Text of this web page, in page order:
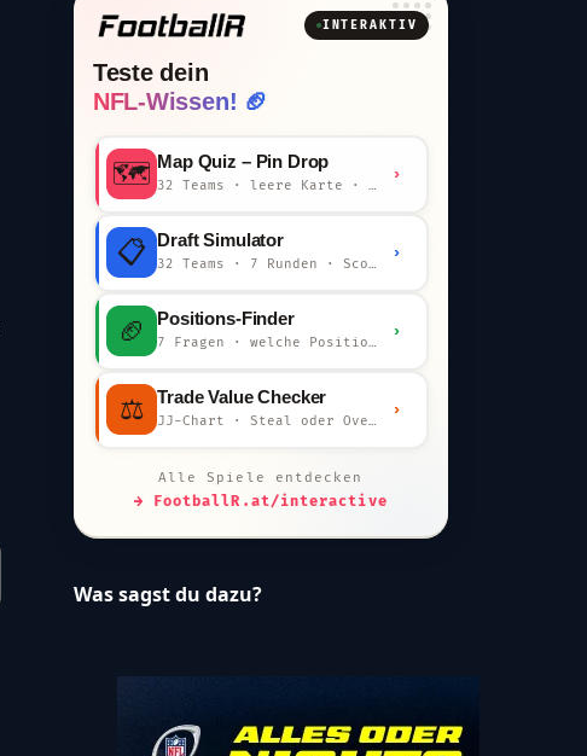
INTERAKTIV
Teste dein
NFL-Wissen! 🏈
🗺️ Map Quiz – Pin Drop
32 Teams · leere Karte · km-Wertung
›
📋 Draft Simulator
32 Teams · 7 Runden · Scout-Kommentar
›
🏈 Positions-Finder
7 Fragen · welche Position bist du?
›
⚖️ Trade Value Checker
JJ-Chart · Steal oder Overpay?
›
Alle Spiele entdecken
→ FootballR.at/interactive
Was sagst du dazu?